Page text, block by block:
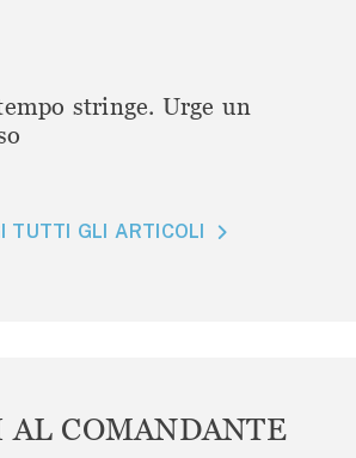
stringe. Urge un
TUTTI GLI ARTICOLI
AL COMANDANTE